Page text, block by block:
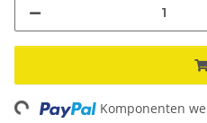
Komponenten